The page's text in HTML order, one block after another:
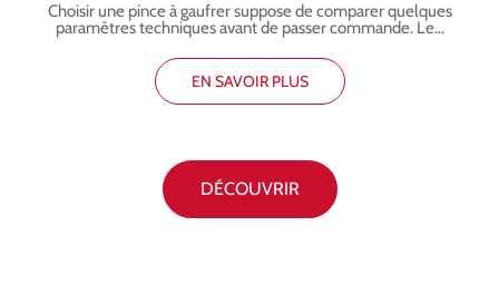
Choisir une pince à gaufrer suppose de comparer quelques
paramètres techniques avant de passer commande. Le…
EN SAVOIR PLUS
DÉCOUVRIR